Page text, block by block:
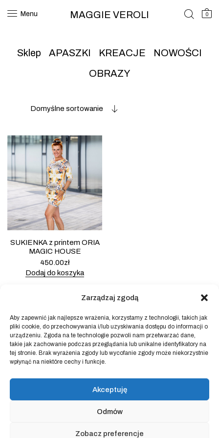
Zarządzaj zgodą
Aby zapewnić jak najlepsze wrażenia, korzystamy z technologii, takich jak
pliki cookie, do przechowywania i/lub uzyskiwania dostępu do informacji o
urządzeniu. Zgoda na te technologie pozwoli nam przetwarzać dane,
takie jak zachowanie podczas przeglądania lub unikalne identyfikatory na
tej stronie. Brak wyrażenia zgody lub wycofanie zgody może niekorzystnie
wpłynąć na niektóre cechy i funkcje.
Akceptuję
Odmów
Zobacz preferencje
Menu MAGGIE VEROLI 0
Sklep APASZKI KREACJE
NOWOŚCI
OBRAZY
Domyślne sortowanie
SUKIENKA z printem ORIA
MAGIC HOUSE
450.00zł
Dodaj do koszyka
Powered byBlock Shop.
sklep
blog
kontakt
Regulamin sklepu internetowego